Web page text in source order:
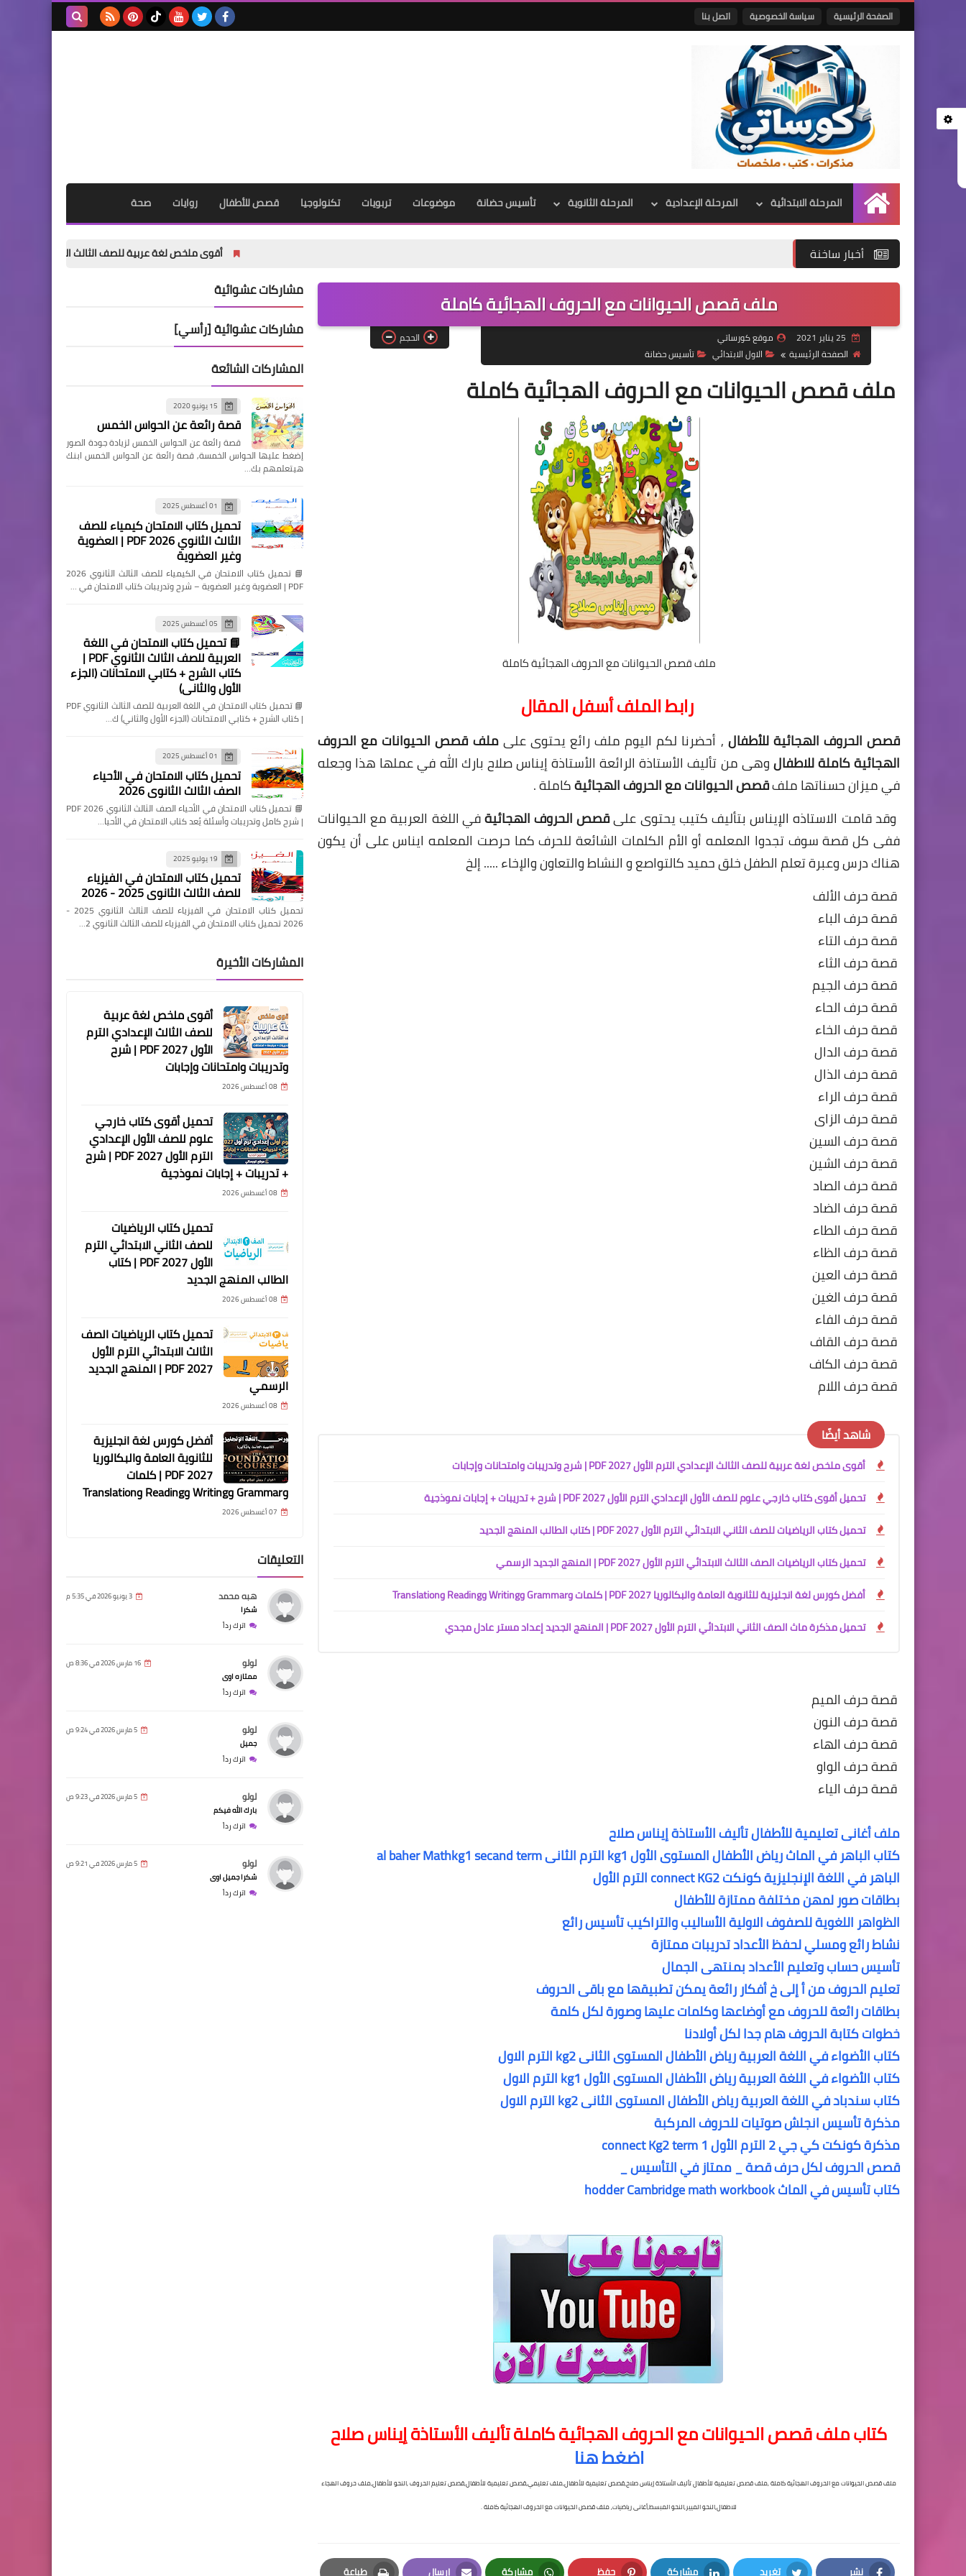
الصفحة الرئيسية سياسة الخصوصية اتصل بنا
الرئيسية
المرحلة الابتدائية المرحلة الإعدادية المرحلة الثانوية تأسيس حضانة موضوعات تربويات تكنولوجيا قصص للأطفال روايات صحة
أخبار ساخنة أقوى ملخص لغة عربية للصف الثالث الإعدادي الترم الأول 2027 PDF | شرح وتدريبات وامتحانات وإجابات
ملف قصص الحيوانات مع الحروف الهجائية كاملة
موقع كورساتي
الصفحة الرئيسية
الاول الابتدائي تأسيس حضانة
الحجم
ملف قصص الحيوانات مع الحروف الهجائية كاملة
ملف قصص الحيوانات مع الحروف الهجائية كاملة
رابط الملف أسفل المقال
قصص الحروف الهجائية للأطفال , أحضرنا لكم اليوم ملف رائع يحتوى علىملف قصص الحيوانات مع الحروف
الهجائية كاملة للاطفالوهى من تأليف الأستاذة الرائعة الأستاذة إيناس صلاح بارك الله في عملها هذا وجعله
في ميزان حسناتها ملفقصص الحيوانات مع الحروف الهجائيةكاملة .
وقد قامت الاستاذه الإيناس بتأليف كتيب يحتوى علىقصص الحروف الهجائيةفي اللغة العربية مع الحيوانات
ففى كل قصة سوف تجدوا المعلمه أو الأم الكلمات الشائعة للحرف كما حرصت المعلمه ايناس على أن يكون
هناك درس وعبرة تعلم الطفل خلق حميد كالتواصع و النشاط والتعاون والإخاء ..... إلخ
قصة حرف الألف
قصة حرف الباء
قصة حرف التاء
قصة حرف الثاء
قصة حرف الجيم
قصة حرف الحاء
قصة حرف الخاء
قصة حرف الدال
قصة حرف الذال
قصة حرف الراء
قصة حرف الزاى
قصة حرف السين
قصة حرف الشين
قصة حرف الصاد
قصة حرف الضاد
قصة حرف الطاء
قصة حرف الظاء
قصة حرف العين
قصة حرف الغين
قصة حرف الفاء
قصة حرف القاف
قصة حرف الكاف
قصة حرف اللام
شاهد أيضًا
أقوى ملخص لغة عربية للصف الثالث الإعدادي الترم الأول 2027 PDF | شرح وتدريبات وامتحانات وإجابات
تحميل أقوى كتاب خارجي علوم للصف الأول الإعدادي الترم الأول 2027 PDF | شرح + تدريبات + إجابات نموذجية
تحميل كتاب الرياضيات للصف الثاني الابتدائي الترم الأول 2027 PDF | كتاب الطالب المنهج الجديد
تحميل كتاب الرياضيات الصف الثالث الابتدائي الترم الأول 2027 PDF | المنهج الجديد الرسمي
أفضل كورس لغة انجليزية للثانوية العامة والبكالوريا 2027 PDF | كلمات وGrammar وWriting وReading وTranslation
تحميل مذكرة ماث الصف الثاني الابتدائي الترم الأول 2027 PDF | المنهج الجديد إعداد مستر عادل مجدي
قصة حرف الميم
قصة حرف النون
قصة حرف الهاء
قصة حرف الواو
قصة حرف الياء
ملف أغانى تعليمية للأطفال تأليف الأستاذة إيناس صلاح
كتاب الباهر في الماث رياض الأطفال المستوى الأول kg1 الترم الثانى al baher Mathkg1 secand term
الباهر في اللغة الإنجليزية كونكت connect KG2 الترم الأول
بطاقات صور لمهن مختلفة ممتازة للأطفال
الظواهر اللغوية للصفوف الاولية الأساليب والتراكيب تأسيس رائع
نشاط رائع ومسلي لحفظ الأعداد تدريبات ممتازة
تأسيس حساب وتعليم الأعداد بمنتهى الجمال
تعليم الحروف من أ إلى خ أفكار رائعة يمكن تطبيقها مع باقى الحروف
بطاقات رائعة للحروف مع أوضاعها وكلمات عليها وصورة لكل كلمة
خطوات كتابة الحروف هام جدا لكل أولادنا
كتاب الأضواء في اللغة العربية رياض الأطفال المستوى الثانى kg2 الترم الاول
كتاب الأضواء في اللغة العربية رياض الأطفال المستوى الأول kg1 الترم الاول
كتاب سندباد في اللغة العربية رياض الأطفال المستوى الثانى kg2 الترم الاول
مذكرة تأسيس انجلش صوتيات للحروف المركبة
مذكرة كونكت كي جي 2 الترم الأول connect Kg2 term 1
قصص الحروف لكل حرف قصة _ ممتاز في التأسيس _
كتاب تأسيس في الماث hodder Cambridge math workbook
كتاب ملف قصص الحيوانات مع الحروف الهجائية كاملة تأليف الأستاذة إيناس صلاح
اضغط هنا
ملف قصص الحيوانات مع الحروف الهجائية كاملة ,ملف قصص تعليمية للأطفال تأليف الأستاذة إيناس صلاح,قصص تعليمية للأطفال,ملف تعليمي,قصص تعليمية للأطفال,قصص تعليم الحروف ,النحو للأطفال,ملف حروف الهجاء
للاطفال,النحو الميير,النحو المبسط,أغانى رياضيات, ملف قصص الحيوانات مع الحروف الهجائية كاملة .
نشر تغريد مشاركة حفظ مشاركة إرسال طباعة
مشاركات عشوائية
مشاركات عشوائية [رأسي]
المشاركات الشائعة
15 يونيو 2020
قصة رائعة عن الحواس الخمس
قصة رائعة عن الحواس الخمس لزيادة جودة الصور
إضغط عليها الحواس الخمسة, قصة رائعة عن الحواس الخمس ابنك
هيتعلمهم بك…
01 أغسطس 2025
تحميل كتاب الامتحان كيمياء للصف
الثالث الثانوي 2026 PDF | العضوية
وغير العضوية
📘 تحميل كتاب الامتحان في الكيمياء للصف الثالث الثانوي 2026
PDF | العضوية وغير العضوية – شرح وتدريبات كتاب الامتحان في …
05 أغسطس 2025
📘 تحميل كتاب الامتحان في اللغة
العربية للصف الثالث الثانوي PDF |
كتاب الشرح + كتابي الامتحانات (الجزء
الأول والثاني)
📘 تحميل كتاب الامتحان في اللغة العربية للصف الثالث الثانوي PDF
| كتاب الشرح + كتابي الامتحانات (الجزء الأول والثاني) ك…
01 أغسطس 2025
تحميل كتاب الامتحان في الأحياء
الصف الثالث الثانوي 2026
📘 تحميل كتاب الامتحان في الأحياء الصف الثالث الثانوي 2026 PDF
| شرح كامل وتدريبات وأسئلة يُعد كتاب الامتحان في الأحيا…
19 يوليو 2025
تحميل كتاب الامتحان في الفيزياء
للصف الثالث الثانوي 2025 - 2026
تحميل كتاب الامتحان في الفيزياء للصف الثالث الثانوي 2025 -
2026 تحميل كتاب الامتحان في الفيزياء للصف الثالث الثانوي 2…
المشاركات الأخيرة
أقوى ملخص لغة عربية
للصف الثالث الإعدادي الترم
الأول 2027 PDF | شرح
وتدريبات وامتحانات وإجابات
08 أغسطس 2026
تحميل أقوى كتاب خارجي
علوم للصف الأول الإعدادي
الترم الأول 2027 PDF | شرح
+ تدريبات + إجابات نموذجية
08 أغسطس 2026
تحميل كتاب الرياضيات
للصف الثاني الابتدائي الترم
الأول 2027 PDF | كتاب
الطالب المنهج الجديد
08 أغسطس 2026
تحميل كتاب الرياضيات الصف
الثالث الابتدائي الترم الأول
2027 PDF | المنهج الجديد
الرسمي
08 أغسطس 2026
أفضل كورس لغة انجليزية
للثانوية العامة والبكالوريا
2027 PDF | كلمات
وGrammar وWriting وReading وTranslation
07 أغسطس 2026
التعليقات
هبه محمد 3 يونيو 2026 في 5:35 م
شكرا
اترك رداً
لولو 16 مارس 2026 في 8:36 ص
ممتازه اوى
اترك رداً
لولو 5 مارس 2026 في 9:24 ص
جميل
اترك رداً
لولو 5 مارس 2026 في 9:23 ص
بارك الله فيكم
اترك رداً
لولو 5 مارس 2026 في 9:21 ص
شكرا جميل اوى
اترك رداً